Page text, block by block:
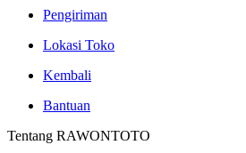
Pengiriman
Lokasi Toko
Kembali
Bantuan
Tentang RAWONTOTO